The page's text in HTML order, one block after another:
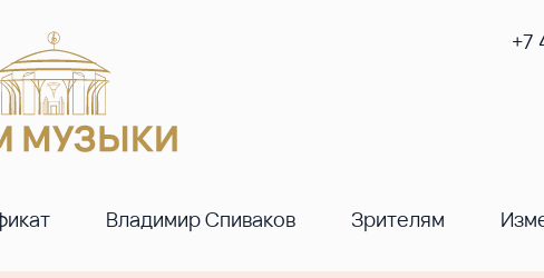
+7
Владимир Спиваков Зрителям